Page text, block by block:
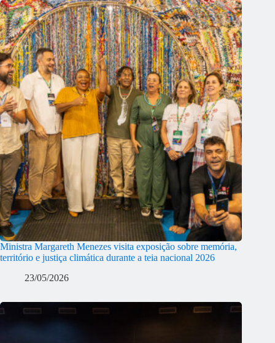
Ministra Margareth Menezes visita exposição sobre memória,
território e justiça climática durante a teia nacional 2026
23/05/2026